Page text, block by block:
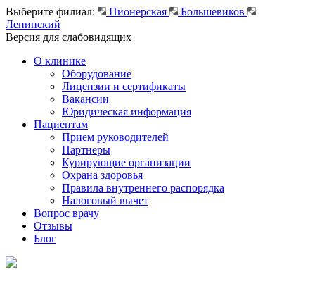
Выберите филиал: Пионерская
Большевиков
Ленинский
Версия для слабовидящих
О клинике
Оборудование
Лицензии и сертификаты
Вакансии
Юридическая информация
Пациентам
Прием руководителей
Партнеры
Курирующие организации
Охрана здоровья
Правила внутреннего распорядка
Налоговый вычет
Вопрос врачу
Отзывы
Блог